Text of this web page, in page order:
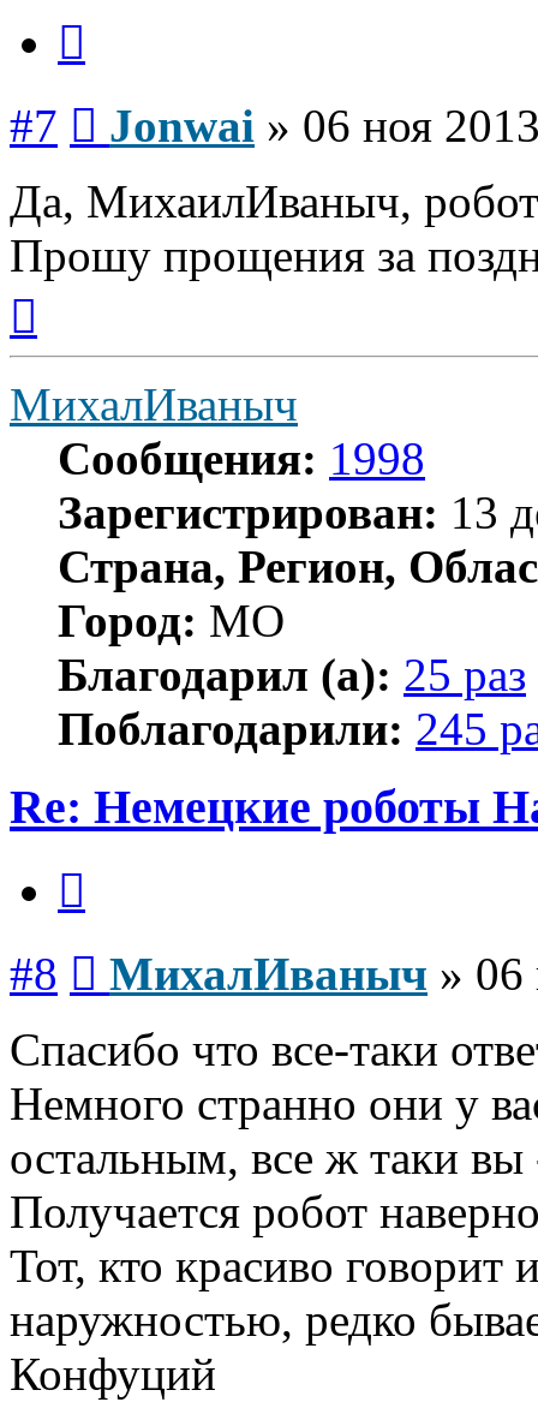
#7 Jonwai » 06 ноя
Да, МихаилИваныч,
Прошу прощения за
началу
МихалИваныч
Сообщения: 1998
Зарегистрирован: 13
Страна, Регион,
Город: МО
Благодарил (а): 25 раз
Поблагодарили: 245
Re: Немецкие роботы
#8 МихалИваныч » 06
Спасибо что все-таки
Немного странно они у
остальным, все ж таки
Получается робот
Тот, кто красиво говорит
наружностью, редко
Конфуций